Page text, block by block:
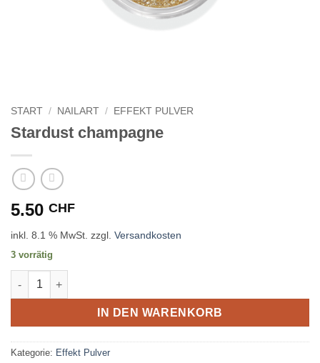
START / NAILART / EFFEKT PULVER
Stardust champagne
5.50 CHF
inkl. 8.1 % MwSt. zzgl. Versandkosten
3 vorrätig
Stardust champagne Menge
IN DEN WARENKORB
Kategorie: Effekt Pulver